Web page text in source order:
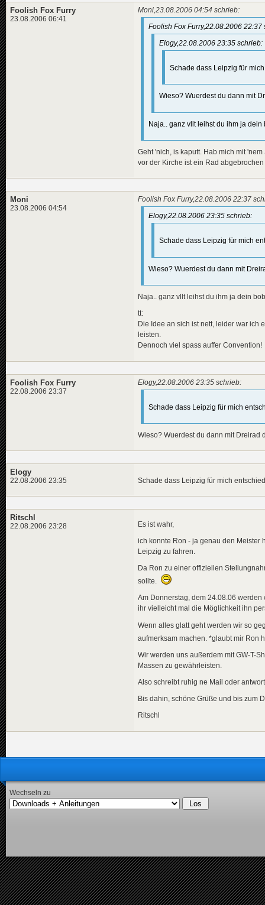
Foolish Fox Furry
23.08.2006 06:41
Moni,23.08.2006 04:54 schrieb:
Foolish Fox Furry,22.08.2006 22:37
Elogy,22.08.2006 23:35 schrieb:
Schade dass Leipzig für
Wieso? Wuerdest du dann mit
Naja.. ganz vllt leihst du ihm ja dein
Geht 'nich, is kaputt. Hab mich mit
vor der Kirche ist ein Rad
Moni
23.08.2006 04:54
Foolish Fox Furry,22.08.2006 22:37
Elogy,22.08.2006 23:35 schrieb:
Schade dass Leipzig für mich
Wieso? Wuerdest du dann mit
Naja.. ganz vllt leihst du ihm ja dein
tt:
Die Idee an sich ist nett, leider war ich
leisten.
Dennoch viel spass auffer Convention!
Foolish Fox Furry
22.08.2006 23:37
Elogy,22.08.2006 23:35 schrieb:
Schade dass Leipzig für mich
Wieso? Wuerdest du dann mit Dreirad
Elogy
22.08.2006 23:35 Schade dass Leipzig für mich
Ritschl
22.08.2006 23:28 Es ist wahr,
ich konnte Ron - ja genau den Meister
Leipzig zu fahren.
Da Ron zu einer offiziellen
sollte.
Am Donnerstag, dem 24.08.06
ihr vielleicht mal die Möglichkeit ihn
Wenn alles glatt geht werden wir so
aufmerksam machen. *glaubt mir Ron
Wir werden uns außerdem mit GW-T-
Massen zu gewährleisten.
Also schreibt ruhig ne Mail oder
Bis dahin, schöne Grüße und bis zum
Ritschl
Wechseln zu